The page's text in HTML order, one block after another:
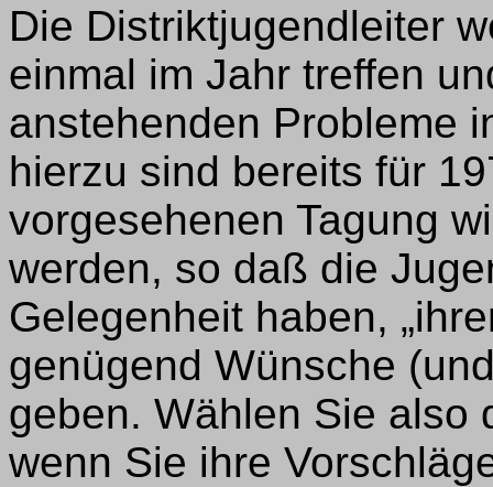
Die Distriktjugendleiter
einmal im Jahr treffen
anstehenden Probleme
hierzu sind bereits für
vorgesehenen Tagung
werden, so daß die
Gelegenheit haben,
genügend Wünsche
geben. Wählen Sie also
wenn Sie ihre